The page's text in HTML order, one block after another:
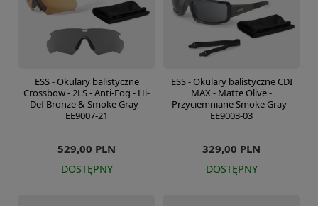
ESS - Okulary balistyczne
Crossbow - 2LS - Anti-Fog - Hi-
Def Bronze & Smoke Gray -
EE9007-21
529,00 PLN
DOSTĘPNY
ESS - Okulary balistyczne CDI
MAX - Matte Olive -
Przyciemniane Smoke Gray -
EE9003-03
329,00 PLN
DOSTĘPNY